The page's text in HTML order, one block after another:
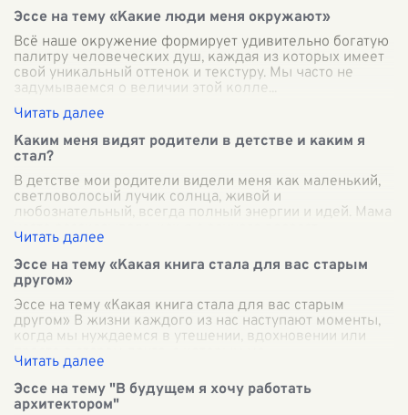
Эссе на тему «Какие люди меня окружают»
Всё наше окружение формирует удивительно богатую
палитру человеческих душ, каждая из которых имеет
свой уникальный оттенок и текстуру. Мы часто не
задумываемся о величии этой колле
Каким меня видят родители в детстве и каким я
стал?
В детстве мои родители видели меня как маленький,
светловолосый лучик солнца, живой и
любознательный, всегда полный энергии и идей. Мама
часто рассказывала, как я с раннего возраст
Эссе на тему «Какая книга стала для вас старым
другом»
Эссе на тему «Какая книга стала для вас старым
другом» В жизни каждого из нас наступают моменты,
когда мы нуждаемся в утешении, вдохновении или
просто в старом друге, с которым мо
Эссе на тему "В будущем я хочу работать
архитектором"